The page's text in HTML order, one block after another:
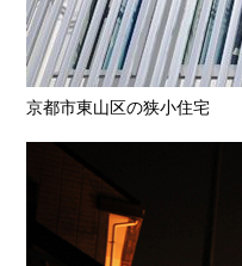
京都市東山区の狭小住宅